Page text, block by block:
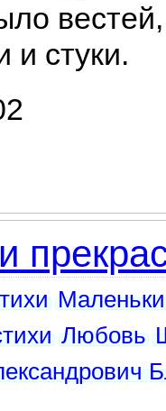
вестей,
стуки.
Любовь